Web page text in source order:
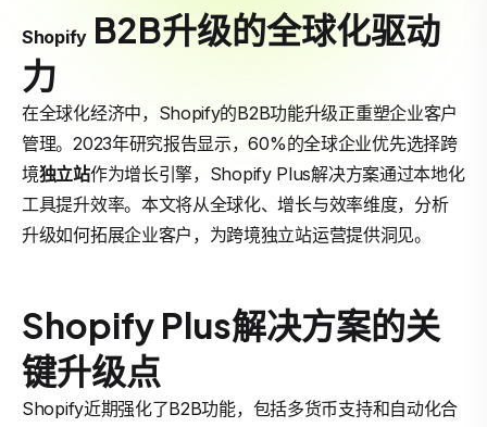
ShopifyB2B升级的全球化驱动
力
在全球化经济中，Shopify的B2B功能升级正重塑企业客户
管理。2023年研究报告显示，60%的全球企业优先选择跨
境独立站作为增长引擎，Shopify Plus解决方案通过本地化
工具提升效率。本文将从全球化、增长与效率维度，分析
升级如何拓展企业客户，为跨境独立站运营提供洞见。
Shopify Plus解决方案的关
键升级点
Shopify近期强化了B2B功能，包括多货币支持和自动化合